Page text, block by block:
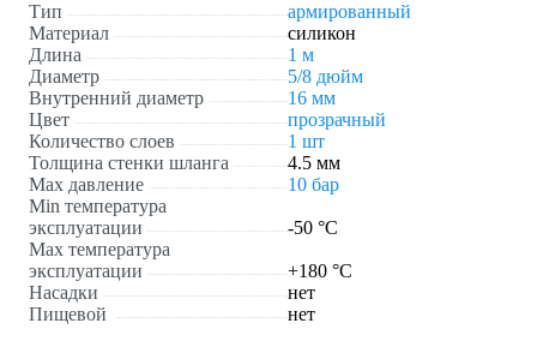
Тип
армированный
Материал
силикон
Длина
1 м
Диаметр
5/8 дюйм
Внутренний диаметр
16 мм
Цвет
прозрачный
Количество слоев
1 шт
Толщина стенки шланга
4.5 мм
Max давление
10 бар
Min температура
эксплуатации
-50 °С
Мах температура
эксплуатации
+180 °С
Насадки
нет
Пищевой
нет